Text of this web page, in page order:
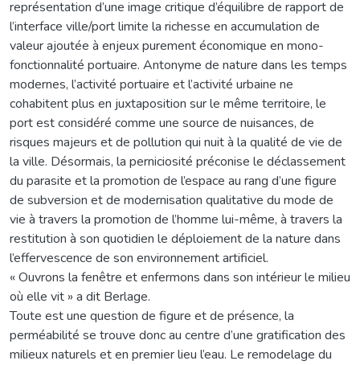
représentation d’une image critique d’équilibre de rapport de
l’interface ville/port limite la richesse en accumulation de
valeur ajoutée à enjeux purement économique en mono-
fonctionnalité portuaire. Antonyme de nature dans les temps
modernes, l’activité portuaire et l’activité urbaine ne
cohabitent plus en juxtaposition sur le même territoire, le
port est considéré comme une source de nuisances, de
risques majeurs et de pollution qui nuit à la qualité de vie de
la ville. Désormais, la perniciosité préconise le déclassement
du parasite et la promotion de l’espace au rang d’une figure
de subversion et de modernisation qualitative du mode de
vie à travers la promotion de l’homme lui-même, à travers la
restitution à son quotidien le déploiement de la nature dans
l’effervescence de son environnement artificiel.
« Ouvrons la fenêtre et enfermons dans son intérieur le milieu
où elle vit » a dit Berlage.
Toute est une question de figure et de présence, la
perméabilité se trouve donc au centre d’une gratification des
milieux naturels et en premier lieu l’eau. Le remodelage du